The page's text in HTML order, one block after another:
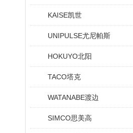
KAISE凯世
UNIPULSE尤尼帕斯
HOKUYO北阳
TACO塔克
WATANABE渡边
SIMCO思美高